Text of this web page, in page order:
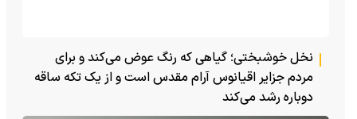
نخل خوشبختی؛ گیاهی که رنگ عوض می‌کند و برای
مردم جزایر اقیانوس آرام مقدس است و از یک تکه ساقه
دوباره رشد می‌کند